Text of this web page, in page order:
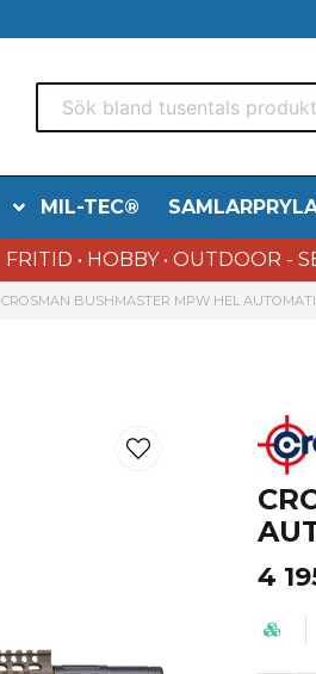
MIL-TEC®
FRITID • HOBBY • OUTDOOR -
CROSMAN BUSHMASTER MPW HEL
4